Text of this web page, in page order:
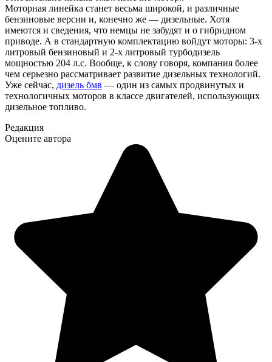
Моторная линейка станет весьма широкой, и различные
бензиновые версии и, конечно же — дизельные. Хотя
имеются и сведения, что немцы не забудят и о гибридном
приводе. А в стандартную комплектацию войдут моторы: 3-х
литровый бензиновый и 2-х литровый турбодизель
мощностью 204 л.с. Вообще, к слову говоря, компания более
чем серьезно рассматривает развитие дизельных технологий.
Уже сейчас, дизель бмв — один из самых продвинутых и
технологичных моторов в классе двигателей, использующих
дизельное топливо.
Редакция
Оцените автора